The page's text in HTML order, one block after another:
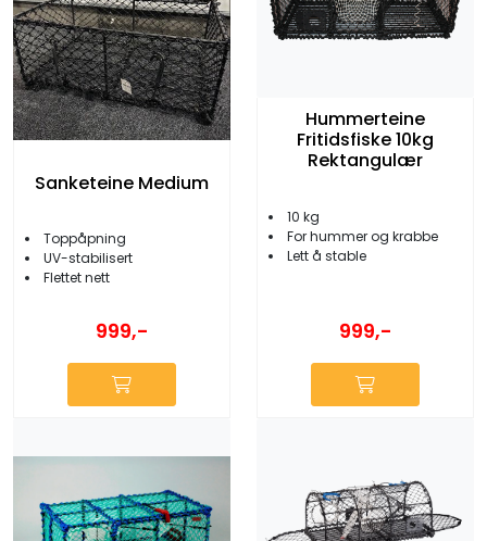
Sanketeine Medium
Toppåpning
UV-stabilisert
Flettet nett
999,-
Hummerteine
Fritidsfiske 10kg
Rektangulær
10 kg
For hummer og krabbe
Lett å stable
999,-